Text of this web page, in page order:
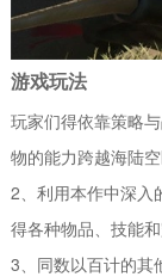
游戏玩法
玩家们得依靠策略
物的能力跨越海陆
2、利用本作中深入
得各种物品、技能和
3、同数以百计的其